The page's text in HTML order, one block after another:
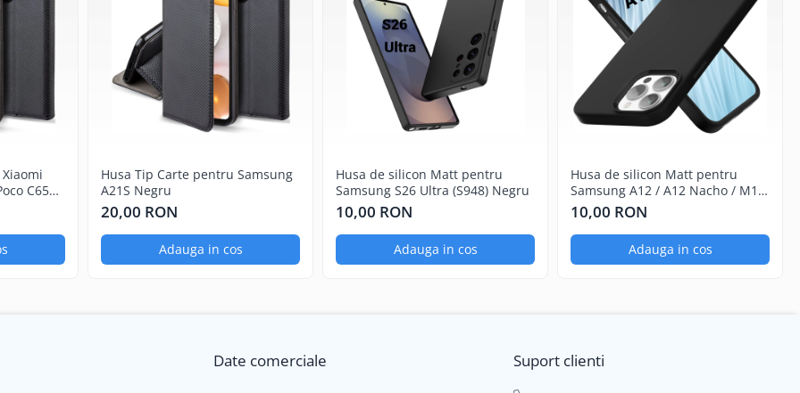
C65
Husa Tip Carte pentru Samsung
A21S Negru
20,00 RON
Adauga in cos
Husa de silicon Matt pentru
Samsung S26 Ultra (S948) Negru
10,00 RON
Adauga in cos
Husa de silicon Matt pentru
Samsung A12 / A12 Nacho / M12
Negru
10,00 RON
Adauga in cos
Date comerciale Suport clienti